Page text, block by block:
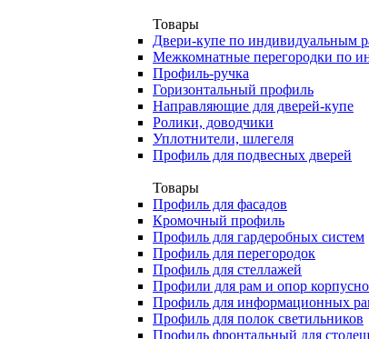
Товары
Двери-купе по индивидуальным
Межкомнатные перегородки по
Профиль-ручка
Горизонтальный профиль
Направляющие для дверей-купе
Ролики, доводчики
Уплотнители, шлегеля
Профиль для подвесных дверей
Товары
Профиль для фасадов
Кромочный профиль
Профиль для гардеробных систем
Профиль для перегородок
Профиль для стеллажей
Профили для рам и опор
Профиль для информационных
Профиль для полок светильников
Профиль фронтальный для